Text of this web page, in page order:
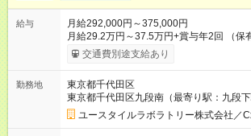
給与
月給292,000円～375,000円
月給29.2万円～37.5万円+賞与年2回 （保
変動） 【無資格の方の入社後のモデル月収】 ［入社］ 無資
格・未経験／月収22.9万円 ［半年～1年
30.2万円 ［入社3年目以降］ ジュニアコ
37.5万円以上 ※経験・能力等を考慮。 【試用期間】試用期間あ
り 試用期間の長さ：2ヶ月 雇用形態、給
す。
交通費別途支給あり
勤務地
東京都千代田区
東京都千代田区九段南（最寄り駅：九段下
ユースタイルラボラトリー株式会社／